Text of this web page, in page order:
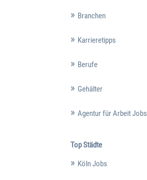
Branchen
Karrieretipps
Berufe
Gehälter
Agentur für Arbeit Jobs
Top Städte
Köln Jobs